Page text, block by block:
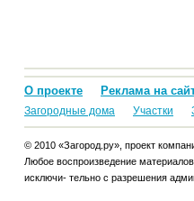
О проекте Реклама на
Загородные дома Участки
© 2010 «Загород.ру», проект
Любое воспроизведение
исключи- тельно с разрешения